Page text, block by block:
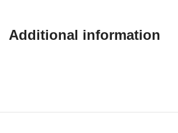
Additional information